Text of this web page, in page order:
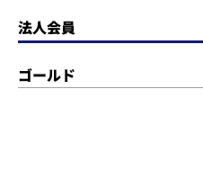
法人会員
ゴールド